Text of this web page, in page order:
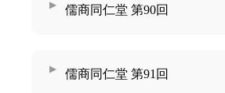
儒商同仁堂 第90回
儒商同仁堂 第91回